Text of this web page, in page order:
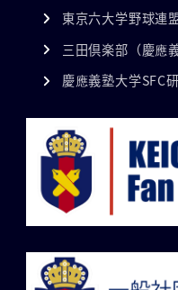
東京六大学野球連
三田倶楽部（慶應
慶應義塾大学SFC